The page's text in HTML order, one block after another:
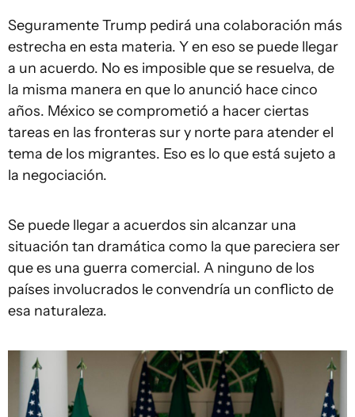
Seguramente Trump pedirá una colaboración más
estrecha en esta materia. Y en eso se puede llegar
a un acuerdo. No es imposible que se resuelva, de
la misma manera en que lo anunció hace cinco
años. México se comprometió a hacer ciertas
tareas en las fronteras sur y norte para atender el
tema de los migrantes. Eso es lo que está sujeto a
la negociación.
Se puede llegar a acuerdos sin alcanzar una
situación tan dramática como la que pareciera ser
que es una guerra comercial. A ninguno de los
países involucrados le convendría un conflicto de
esa naturaleza.